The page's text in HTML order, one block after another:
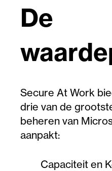
De
Secure At Work
drie van de
beheren van
aanpakt:
Capaciteit en